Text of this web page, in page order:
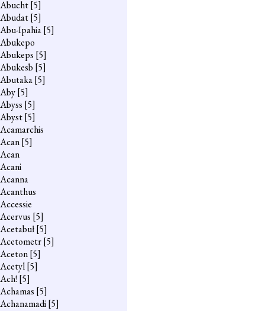
Abucht[5]
Abudat[5]
Abu-Ipahia[5]
Abukepo
Abukeps [5]
Abukesb [5]
Abutaka[5]
Aby[5]
Abyss [5]
Abyst[5]
Acamarchis
Acan[5]
Acan
Acani
Acanna
Acanthus
Accessie
Acervus [5]
Acetabuł[5]
Acetometr[5]
Aceton[5]
Acetyl[5]
Ach! [5]
Achamas [5]
Achanamadi[5]